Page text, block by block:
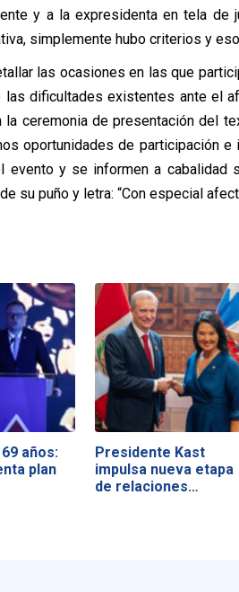
y a la expresidenta en tela de
simplemente hubo criterios y
las ocasiones en las que
las dificultades existentes ante el
ceremonia de presentación del
oportunidades de participación e
evento y se informen a
su puño y letra: “Con especial
años:
plan
Presidente Kast
impulsa nueva etapa
de relaciones…